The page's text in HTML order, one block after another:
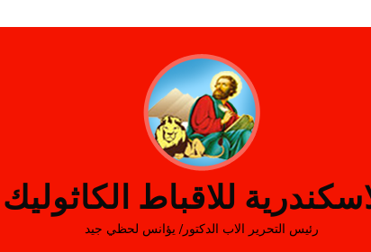
للاقباط
رئيس التحرير الاب الدكتور/ يؤانس لحظي جيد